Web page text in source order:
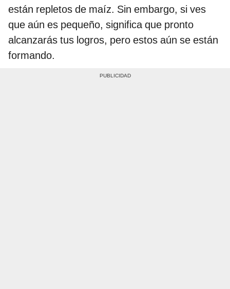
están repletos de maíz. Sin embargo, si ves
que aún es pequeño, significa que pronto
alcanzarás tus logros, pero estos aún se están
formando.